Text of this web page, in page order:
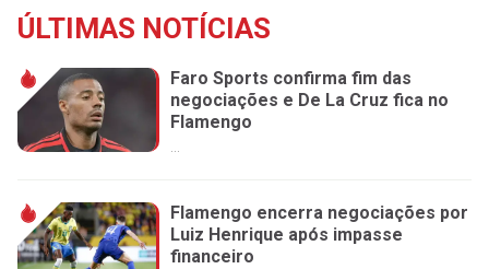
ÚLTIMAS NOTÍCIAS
Faro Sports confirma fim das
negociações e De La Cruz fica no
Flamengo
...
Flamengo encerra negociações por
Luiz Henrique após impasse
financeiro